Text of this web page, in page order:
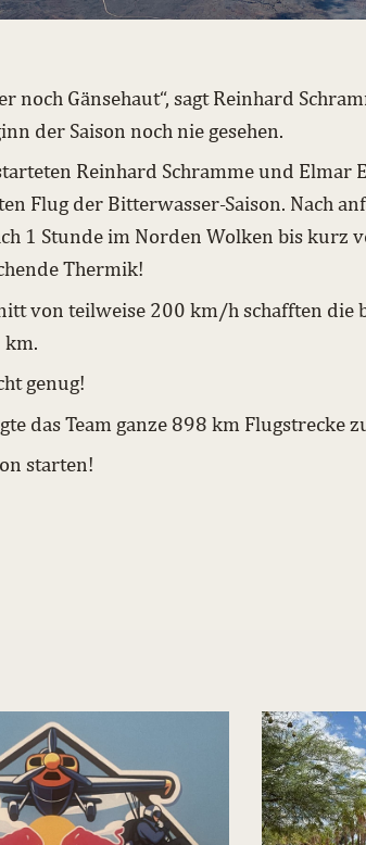
noch Gänsehaut“, sagt Reinhard
der Saison noch nie gesehen.
Reinhard Schramme und Elmar
Flug der Bitterwasser-Saison. Nach
1 Stunde im Norden Wolken bis kurz
Thermik!
von teilweise 200 km/h schafften die
km.
genug!
das Team ganze 898 km Flugstrecke
starten!